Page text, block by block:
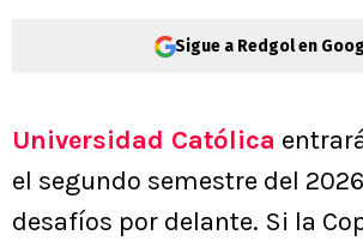
Sigue a Redgol en
Universidad Católica
el segundo semestre del
desafíos por delante. Si la